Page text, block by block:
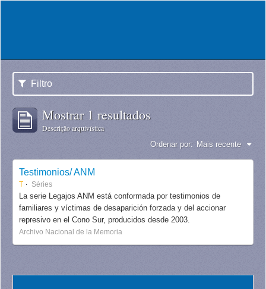
Filtro
Mostrar 1 resultados
Descrição arquivística
Ordenar por: Mais recente
Testimonios/ ANM
T Séries
La serie Legajos ANM está conformada por testimonios de
familiares y víctimas de desaparición forzada y del accionar
represivo en el Cono Sur, producidos desde 2003.
Archivo Nacional de la Memoria